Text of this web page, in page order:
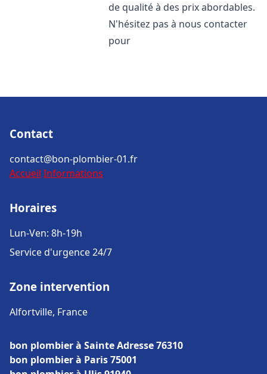
de qualité à des prix abordables.
N'hésitez pas à nous contacter
pour
Contact
contact@bon-plombier-01.fr
Accueil Informations
Horaires
Lun-Ven: 8h-19h
Service d'urgence 24/7
Zone intervention
Alfortville, France
bon plombier à Sainte Adresse 76310
bon plombier à Paris 75001